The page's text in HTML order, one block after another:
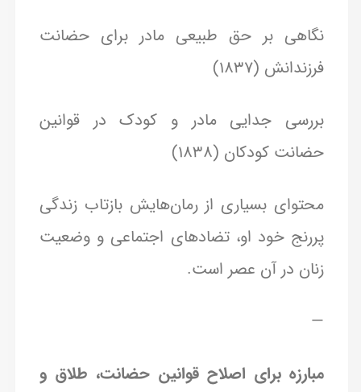
نگاهی بر حق طبیعی مادر برای حضانت
فرزندانش (۱۸۳۷)
بررسی جدایی مادر و کودک در قوانین
حضانت کودکان (۱۸۳۸)
محتوای بسیاری از رمان‌هایش بازتاب زندگی
پررنج خود او، تضادهای اجتماعی و وضعیت
زنان در آن عصر است.
—
مبارزه برای اصلاح قوانین حضانت، طلاق و